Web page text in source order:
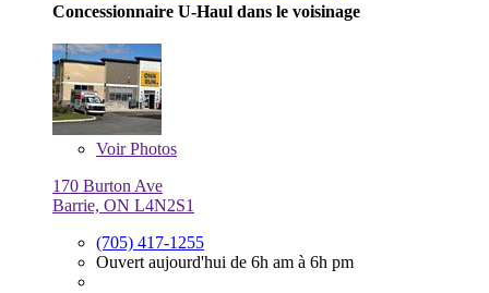
Concessionnaire U-Haul dans le voisinage
VoirPhotos
170 Burton Ave
Barrie, ON L4N2S1
(705) 417-1255
Ouvert aujourd'hui de 6h am à 6h pm